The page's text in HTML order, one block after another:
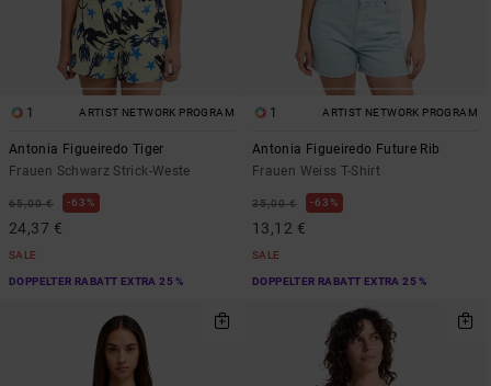
1 ARTIST NETWORK PROGRAM
Antonia Figueiredo Tiger
Frauen Schwarz Strick-Weste
65,00 € 63%
24,37 €
SALE
DOPPELTER RABATT EXTRA 25 %
1 ARTIST NETWORK PROGRAM
Antonia Figueiredo Future Rib
Frauen Weiss T-Shirt
35,00 € 63%
13,12 €
SALE
DOPPELTER RABATT EXTRA 25 %